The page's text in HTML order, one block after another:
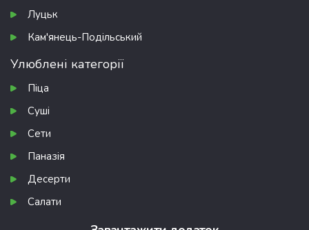
Луцьк
Кам'янець-Подільський
Улюблені категорії
Піца
Суші
Сети
Паназія
Десерти
Салати